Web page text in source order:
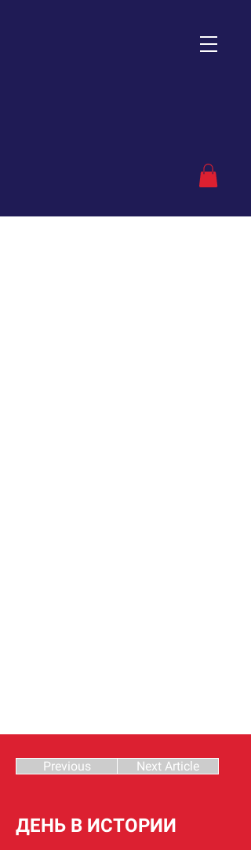
Next Article
Previous
ДЕНЬ В ИСТОРИИ